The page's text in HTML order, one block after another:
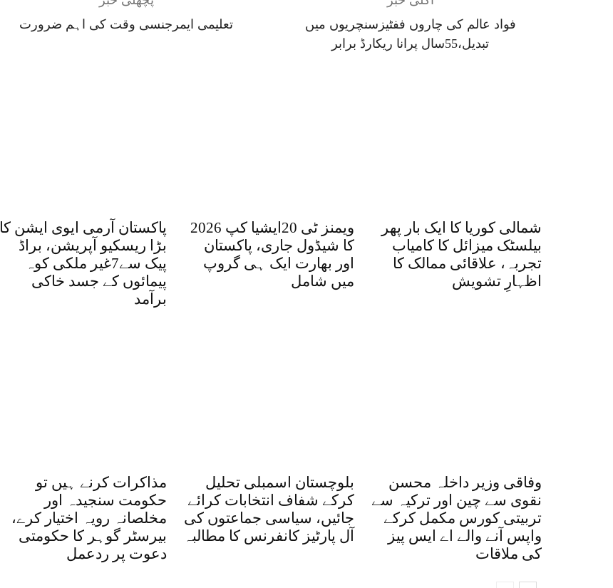
تعلیمی ایمرجنسی وقت کی اہم ضرورت
فواد عالم کی چاروں ففٹیزسنچریوں میں
تبدیل،55سال پرانا ریکارڈ برابر
پاکستان آرمی ایوی ایشن کا
بڑا ریسکیو آپریشن، براڈ
پیک سے7غیر ملکی کوہ
پیمائوں کے جسد خاکی
برآمد
ویمنز ٹی 20ایشیا کپ 2026
کا شیڈول جاری، پاکستان
اور بھارت ایک ہی گروپ
میں شامل
شمالی کوریا کا ایک بار پھر
بیلسٹک میزائل کا کامیاب
تجربہ، علاقائی ممالک کا
اظہارِ تشویش
مذاکرات کرنے ہیں تو
حکومت سنجیدہ اور
مخلصانہ رویہ اختیار کرے،
بیرسٹر گوہر کا حکومتی
دعوت پر ردعمل
بلوچستان اسمبلی تحلیل
کرکے شفاف انتخابات کرائے
جائیں، سیاسی جماعتوں کی
آل پارٹیز کانفرنس کا مطالبہ
وفاقی وزیر داخلہ محسن
نقوی سے چین اور ترکیہ سے
تربیتی کورس مکمل کرکے
واپس آنے والے اے ایس پیز
کی ملاقات